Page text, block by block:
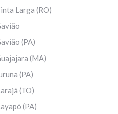
Larga (RO)
(PA)
(MA)
(PA)
(TO)
(PA)